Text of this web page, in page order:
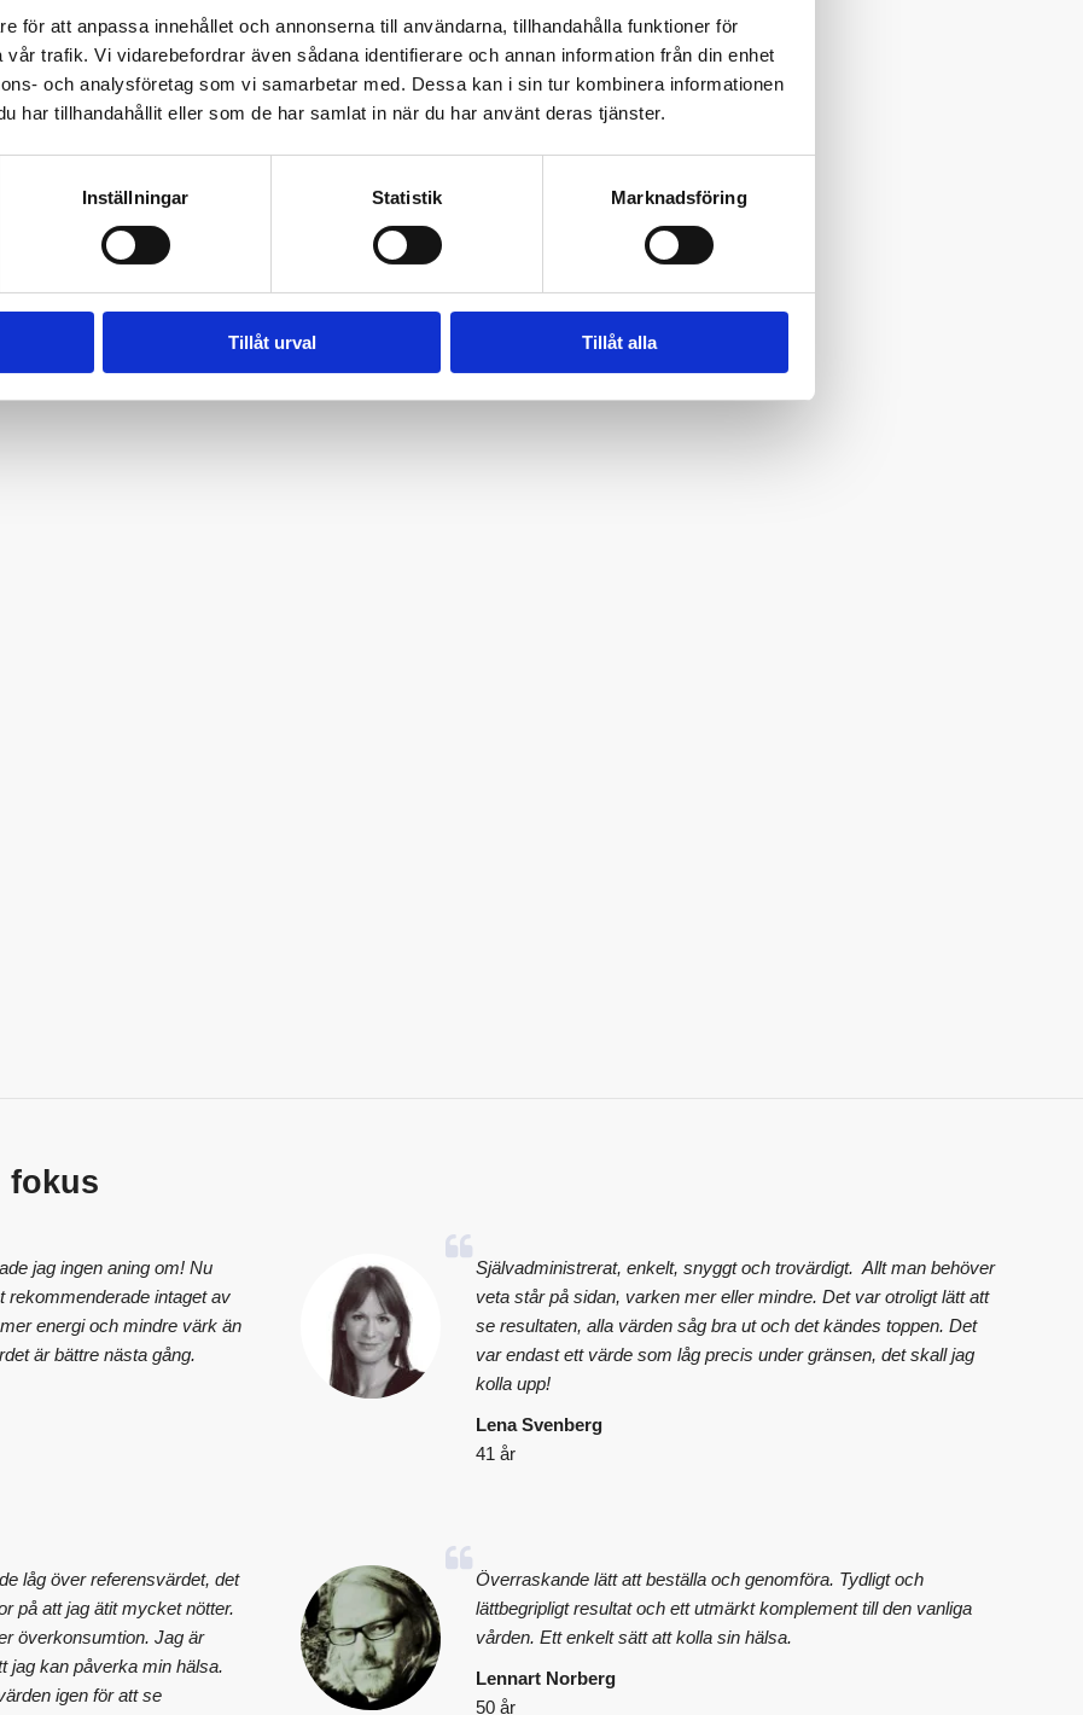
för att anpassa innehållet och annonserna till användarna, tillhandahålla funktioner för
trafik. Vi vidarebefordrar även sådana identifierare och annan information från din enhet
och analysföretag som vi samarbetar med. Dessa kan i sin tur kombinera informationen
har tillhandahållit eller som de har samlat in när du har använt deras tjänster.
Inställningar Statistik Marknadsföring
Tillåt urval Tillåt alla
fokus
jag ingen aning om! Nu
rekommenderade intaget av
energi och mindre värk än
är bättre nästa gång.
Självadministrerat, enkelt, snyggt och trovärdigt. Allt man behöver
veta står på sidan, varken mer eller mindre. Det var otroligt lätt att
se resultaten, alla värden såg bra ut och det kändes toppen. Det
var endast ett värde som låg precis under gränsen, det skall jag
kolla upp!
Lena Svenberg
41 år
låg över referensvärdet, det
på att jag ätit mycket nötter.
överkonsumtion. Jag är
jag kan påverka min hälsa.
igen för att se
Överraskande lätt att beställa och genomföra. Tydligt och
lättbegripligt resultat och ett utmärkt komplement till den vanliga
vården. Ett enkelt sätt att kolla sin hälsa.
Lennart Norberg
50 år